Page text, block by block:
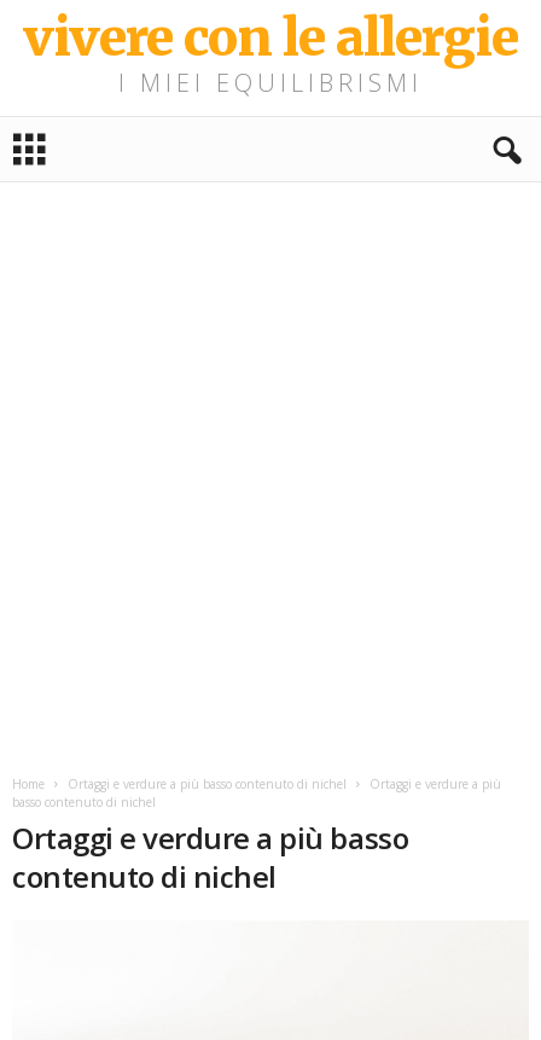
vivere con le allergie
I MIEI EQUILIBRISMI
Home Ortaggi e verdure a più basso contenuto di nichel
Ortaggi e verdure a più
basso contenuto di nichel
Ortaggi e verdure a più basso
contenuto di nichel